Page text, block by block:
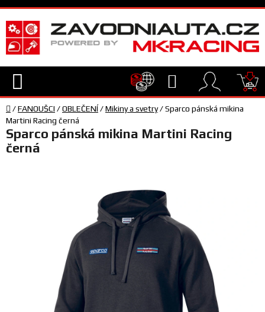
Přejít
na
obsah
Hledat
TECHNIKA
VYBAVENÍ
FANOUŠCI
Domů
/FANOUŠCI /OBLEČENÍ/Mikiny a svetry/Sparco pánská mikina
Martini Racing černá
Sparco pánská mikina Martini Racing
černá